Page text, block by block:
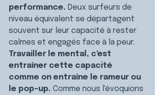
performance. Deux surfeurs de
niveau équivalent se départagent
souvent sur leur capacité à rester
calmes et engagés face à la peur.
Travailler le mental, c'est
entraîner cette capacité
comme on entraîne le rameur ou
le pop-up. Comme nous l'évoquions